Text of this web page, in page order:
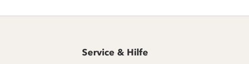
Service & Hilfe